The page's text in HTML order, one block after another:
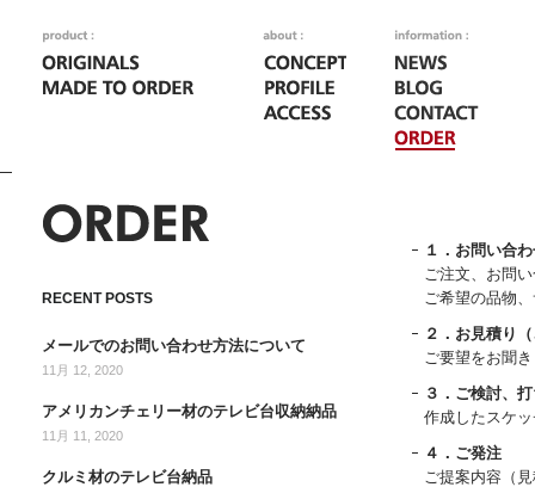
１．お問い合
ご注文、お問
ご希望の品物
２．お見積り
ご要望をお聞
３．ご検討、
作成したスケ
４．ご発注
ご提案内容（
RECENT POSTS
メールでのお問い合わせ方法について
11月 12, 2020
アメリカンチェリー材のテレビ台収納納品
11月 11, 2020
クルミ材のテレビ台納品